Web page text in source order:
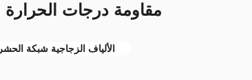
مقاومة درجات الحرارة
الألياف الزجاجية شبكة